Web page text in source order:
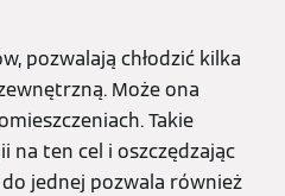
pozwalają chłodzić kilka
Może ona
Takie
na ten cel i oszczędzając
jednej pozwala również